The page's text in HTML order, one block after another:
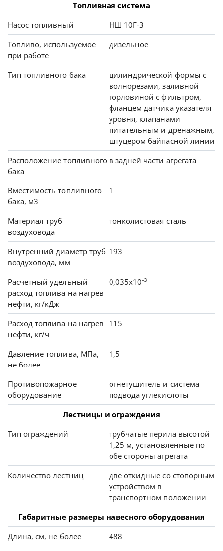
Топливная система
Насос топливный
НШ 10Г-3
Топливо, используемое
при работе
дизельное
Тип топливного бака
цилиндрической формы с
волнорезами, заливной
горловиной с фильтром,
фланцем датчика указателя
уровня, клапанами
питательным и дренажным,
штуцером байпасной линии
Расположение топливного
бака
в задней части агрегата
Вместимость топливного
бака, м3
1
Материал труб
воздуховода
тонколистовая сталь
Внутренний диаметр труб
воздуховода, мм
193
Расчетный удельный
расход топлива на нагрев
нефти, кг/кДж
0,035х10⁻³
Расход топлива на нагрев
нефти, кг/ч
115
Давление топлива, МПа,
не более
1,5
Противопожарное
оборудование
огнетушитель и система
подвода углекислоты
Лестницы и ограждения
Тип ограждений
трубчатые перила высотой
1,25 м, установленные по
обе стороны агрегата
Количество лестниц
две откидные со стопорным
устройством в
транспортном положении
Габаритные размеры навесного оборудования
Длина, см, не более
488